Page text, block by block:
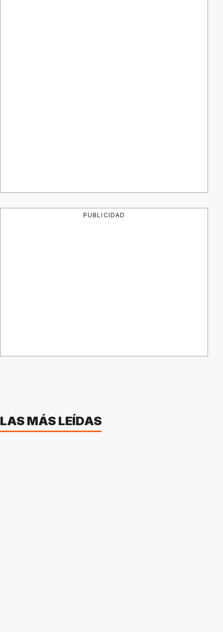
PUBLICIDAD
LAS MÁS LEÍDAS